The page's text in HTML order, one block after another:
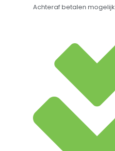
Achteraf betalen mogelijk